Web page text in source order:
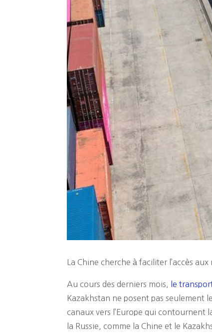
La Chine cherche à faciliter l’accès
Au cours des derniers mois, le
Kazakhstan ne posent pas seulement
canaux vers l’Europe qui contournent
la Russie, comme la Chine et le